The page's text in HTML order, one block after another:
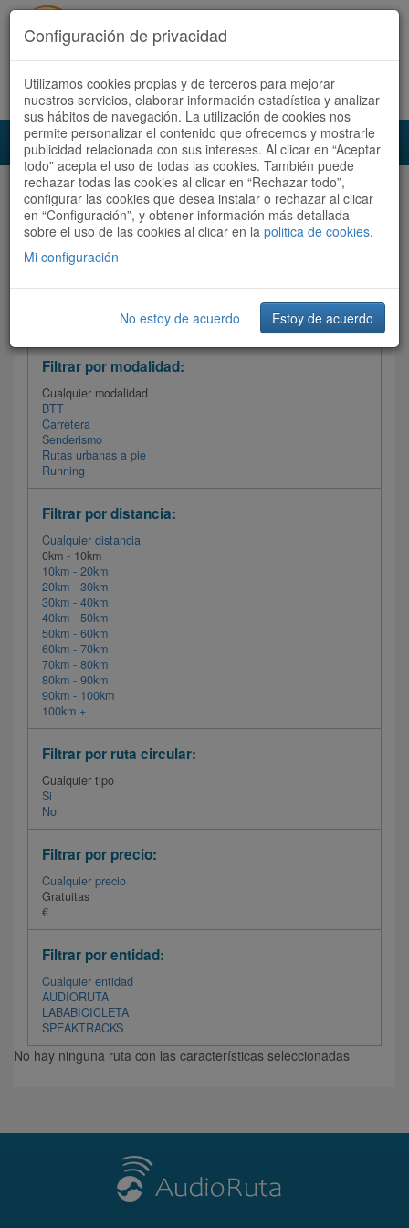
Acceder Registrate ahora Español | Català
Audioruta Todas las rutas
Todas las rutas
Ordenar por: Más recientes /
Filtrar las rutas
Filtrar por modalidad:
Cualquier modalidad
BTT
Carretera
Senderismo
Rutas urbanas a pie
Running
Filtrar por distancia:
Cualquier distancia
0km - 10km
10km - 20km
20km - 30km
30km - 40km
40km - 50km
50km - 60km
60km - 70km
70km - 80km
80km - 90km
90km - 100km
100km +
Filtrar por ruta circular:
Cualquier tipo
Si
No
Filtrar por precio:
Cualquier precio
Gratuitas
€
Filtrar por entidad:
Cualquier entidad
AUDIORUTA
LABABICICLETA
SPEAKTRACKS
No hay ninguna ruta con las características seleccionadas
Configuración de privacidad
Utilizamos cookies propias y de terceros para mejorar
nuestros servicios, elaborar información estadística y analizar
sus hábitos de navegación. La utilización de cookies nos
permite personalizar el contenido que ofrecemos y mostrarle
publicidad relacionada con sus intereses. Al clicar en “Aceptar
todo” acepta el uso de todas las cookies. También puede
rechazar todas las cookies al clicar en “Rechazar todo”,
configurar las cookies que desea instalar o rechazar al clicar
en “Configuración”, y obtener información más detallada
sobre el uso de las cookies al clicar en la politica de cookies.
Mi configuración
No estoy de acuerdo Estoy de acuerdo